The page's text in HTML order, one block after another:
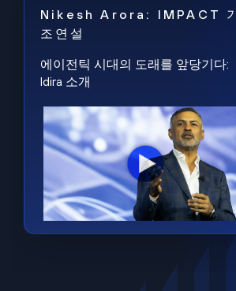
Nikesh Arora: IMPACT 기
조연설
에이전틱 시대의 도래를 앞당기다:
Idira 소개